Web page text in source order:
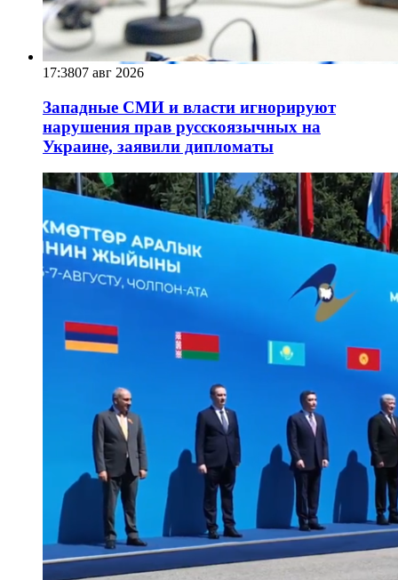
17:3807 авг 2026
Западные СМИ и власти игнорируют
нарушения прав русскоязычных на
Украине, заявили дипломаты